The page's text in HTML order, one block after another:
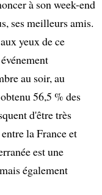
à son week-end
ses meilleurs amis.
yeux de ce
au soir, au
56,5 % des
d'être très
la France et
est une
également